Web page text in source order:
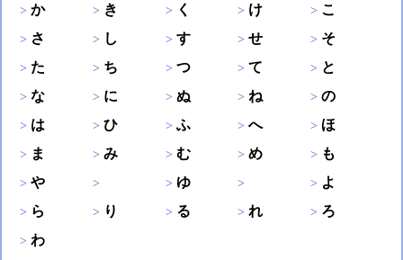
か
き く け
こ
さ
し す せ
そ
た
ち つ て
と
な
に ぬ ね
の
は
ひ ふ へ
ほ
ま
み む め
も
や
ゆ
よ
ら
り る れ
ろ
わ